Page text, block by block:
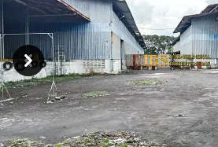
Previous
Next